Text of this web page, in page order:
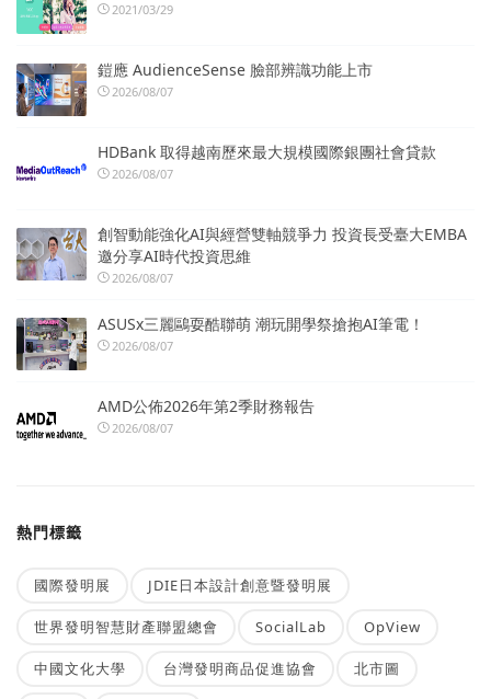
2021/03/29
鎧應 AudienceSense 臉部辨識功能上市
2026/08/07
HDBank 取得越南歷來最大規模國際銀團社會貸款
2026/08/07
創智動能強化AI與經營雙軸競爭力 投資長受臺大EMBA
邀分享AI時代投資思維
2026/08/07
ASUSx三麗鷗耍酷聯萌 潮玩開學祭搶抱AI筆電！
2026/08/07
AMD公佈2026年第2季財務報告
2026/08/07
熱門標籤
國際發明展 JDIE日本設計創意暨發明展
世界發明智慧財產聯盟總會 SocialLab OpView
中國文化大學 台灣發明商品促進協會 北市圖